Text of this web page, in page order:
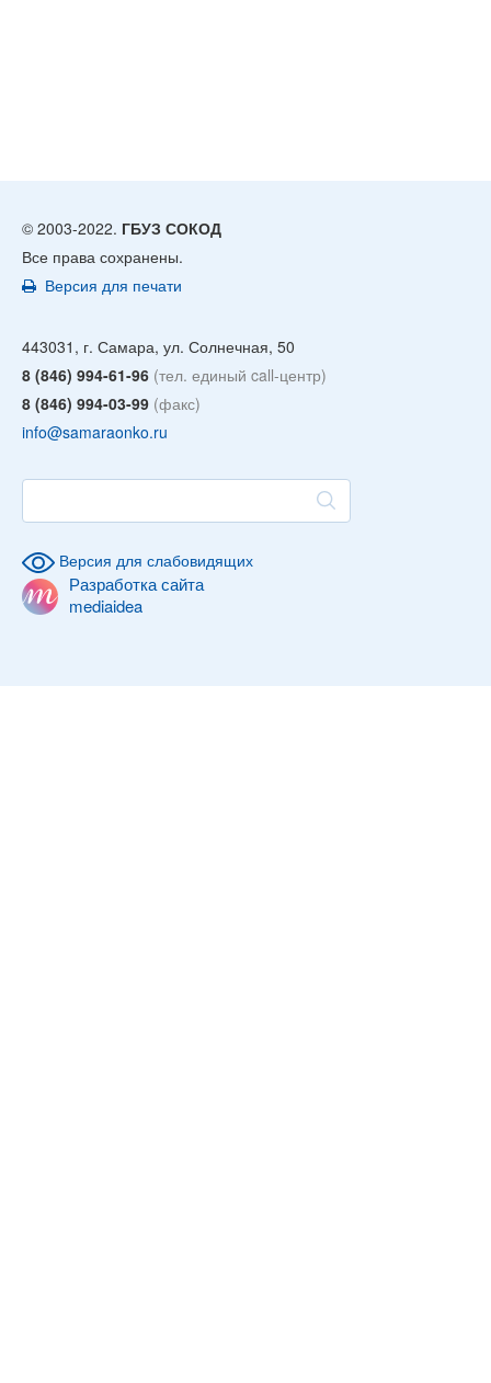
© 2003-2022. ГБУЗ СОКОД
Все права сохранены.
Версия для печати
443031, г. Самара, ул. Солнечная, 50
8 (846) 994-61-96 (тел. единый call-центр)
8 (846) 994-03-99 (факс)
info@samaraonko.ru
Версия для слабовидящих
Разработка сайта
mediaidea